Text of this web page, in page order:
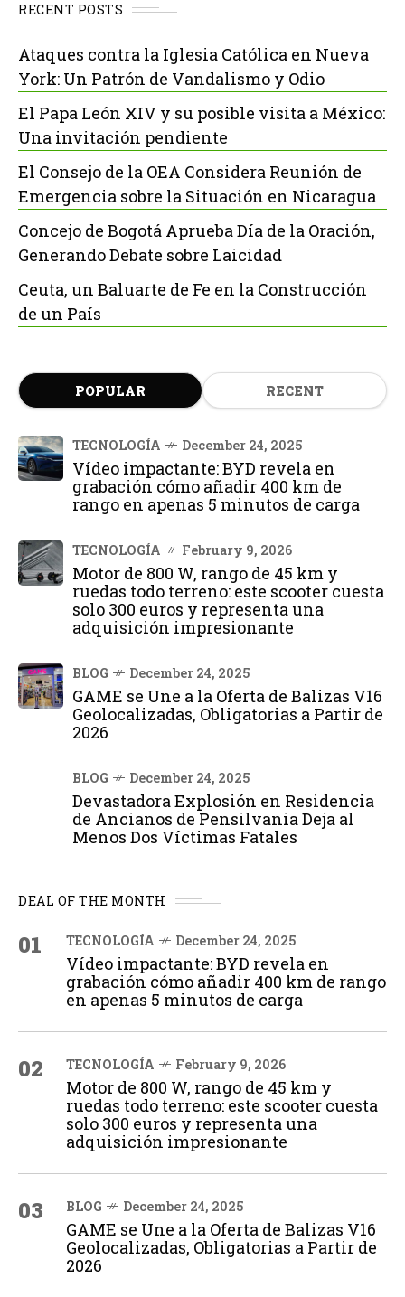
RECENT POSTS
Ataques contra la Iglesia Católica en Nueva
York: Un Patrón de Vandalismo y Odio
El Papa León XIV y su posible visita a México:
Una invitación pendiente
El Consejo de la OEA Considera Reunión de
Emergencia sobre la Situación en Nicaragua
Concejo de Bogotá Aprueba Día de la Oración,
Generando Debate sobre Laicidad
Ceuta, un Baluarte de Fe en la Construcción
de un País
POPULAR RECENT
TECNOLOGÍA December 24, 2025
Vídeo impactante: BYD revela en
grabación cómo añadir 400 km de
rango en apenas 5 minutos de carga
TECNOLOGÍA February 9, 2026
Motor de 800 W, rango de 45 km y
ruedas todo terreno: este scooter cuesta
solo 300 euros y representa una
adquisición impresionante
BLOG December 24, 2025
GAME se Une a la Oferta de Balizas V16
Geolocalizadas, Obligatorias a Partir de
2026
BLOG December 24, 2025
Devastadora Explosión en Residencia
de Ancianos de Pensilvania Deja al
Menos Dos Víctimas Fatales
DEAL OF THE MONTH
01 TECNOLOGÍA December 24, 2025
Vídeo impactante: BYD revela en
grabación cómo añadir 400 km de rango
en apenas 5 minutos de carga
02 TECNOLOGÍA February 9, 2026
Motor de 800 W, rango de 45 km y
ruedas todo terreno: este scooter cuesta
solo 300 euros y representa una
adquisición impresionante
03 BLOG December 24, 2025
GAME se Une a la Oferta de Balizas V16
Geolocalizadas, Obligatorias a Partir de
2026